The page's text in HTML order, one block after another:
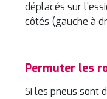
déplacés sur
côtés (gauche à
Permuter les
Si les pneus sont